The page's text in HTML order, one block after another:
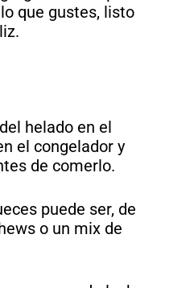
que gustes, listo
helado en el
el congelador y
de comerlo.
puede ser, de
o un mix de